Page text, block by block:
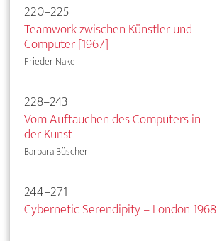
220–225
Teamwork zwischen Künstler und
Computer [1967]
Frieder Nake
228–243
Vom Auftauchen des Computers in
der Kunst
Barbara Büscher
244–271
Cybernetic Serendipity – London 1968